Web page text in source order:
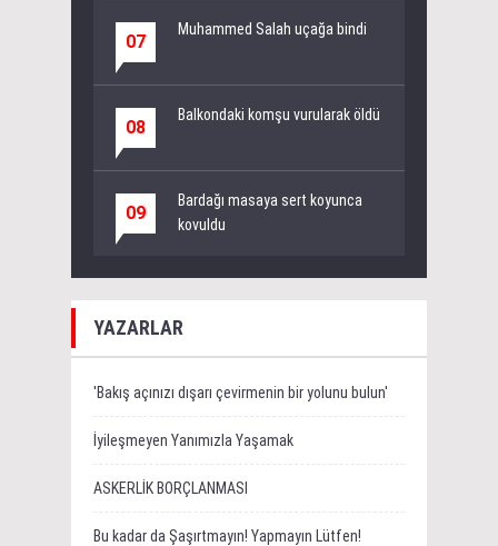
07
Muhammed Salah uçağa bindi
08
Balkondaki komşu vurularak öldü
09
Bardağı masaya sert koyunca
kovuldu
YAZARLAR
'Bakış açınızı dışarı çevirmenin bir yolunu bulun'
İyileşmeyen Yanımızla Yaşamak
ASKERLİK BORÇLANMASI
Bu kadar da Şaşırtmayın! Yapmayın Lütfen!